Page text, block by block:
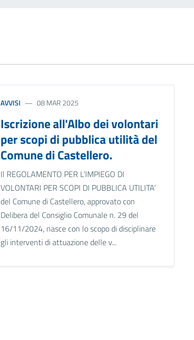
AVVISI 08 MAR 2025
Iscrizione all'Albo dei volontari
per scopi di pubblica utilità del
Comune di Castellero.
Il REGOLAMENTO PER L’IMPIEGO DI
VOLONTARI PER SCOPI DI PUBBLICA UTILITA’
del Comune di Castellero, approvato con
Delibera del Consiglio Comunale n. 29 del
16/11/2024, nasce con lo scopo di disciplinare
gli interventi di attuazione delle v...